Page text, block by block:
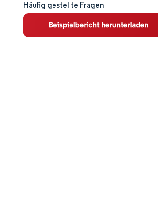
Marktanalyse
Trends und Einblicke
Häufig gestellte Fragen